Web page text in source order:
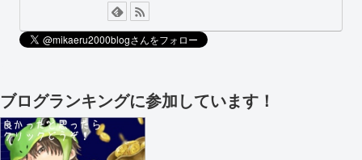
ブログランキングに参加しています！